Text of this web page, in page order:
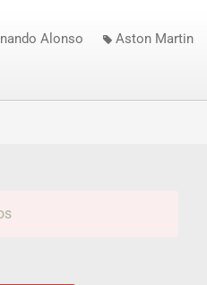
Alonso Aston Martin